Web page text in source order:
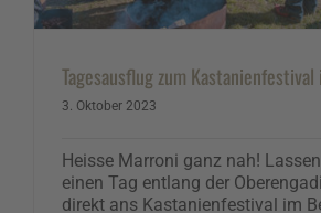
Tagesausflug zum
3. Oktober 2023
Heisse Marroni ganz nah!
einen Tag entlang der
direkt ans Kastanienfestival im